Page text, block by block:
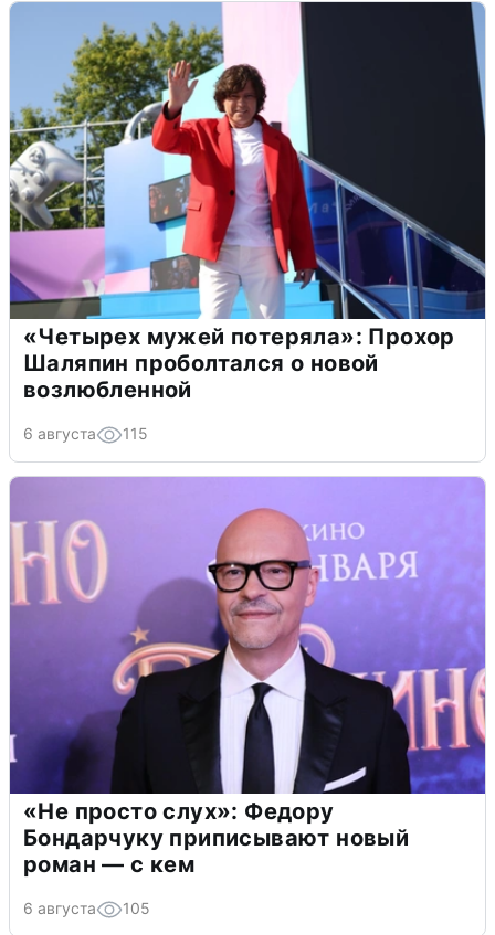
«Четырех мужей потеряла»: Прохор
Шаляпин проболтался о новой
возлюбленной
6 августа 115
«Не просто слух»: Федору
Бондарчуку приписывают новый
роман — с кем
6 августа 105